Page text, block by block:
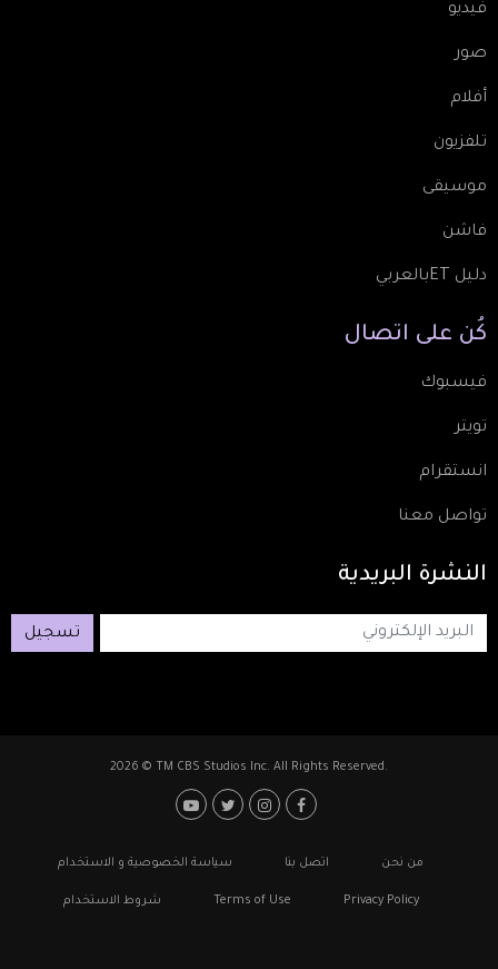
فيديو
صور
أفلام
تلفزيون
موسيقى
فاشن
دليل ETبالعربي
كُن على اتصال
فيسبوك
تويتر
انستقرام
تواصل معنا
النشرة البريدية
تسجيل
2026 © TM CBS Studios Inc. All Rights Reserved.
Footer: Social Media
Footerمن نحن اتصل بنا سياسة الخصوصية و الاستخدام
Privacy Policy
Terms of Use شروط الاستخدام